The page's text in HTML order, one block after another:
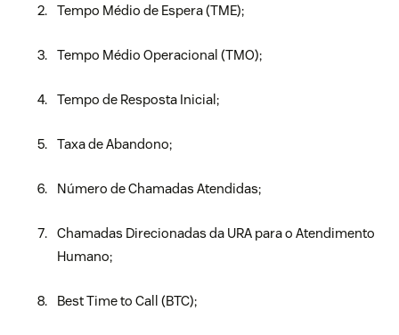
Tempo Médio de Espera (TME);
Tempo Médio Operacional (TMO);
Tempo de Resposta Inicial;
Taxa de Abandono;
Número de Chamadas Atendidas;
Chamadas Direcionadas da URA para o Atendimento
Humano;
Best Time to Call (BTC);